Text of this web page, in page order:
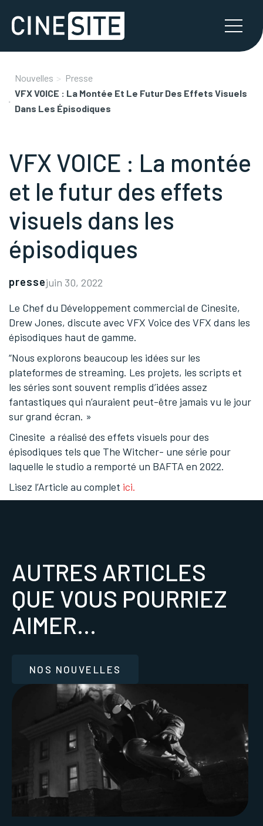
Nouvelles
Presse
VFX VOICE : La Montée Et Le Futur Des Effets Visuels
Dans Les Épisodiques
VFX VOICE : La montée
et le futur des effets
visuels dans les
épisodiques
pressejuin 30, 2022
Le Chef du Développement commercial de Cinesite,
Drew Jones, discute avec VFX Voice des VFX dans les
épisodiques haut de gamme.
“Nous explorons beaucoup les idées sur les
plateformes de streaming. Les projets, les scripts et
les séries sont souvent remplis d’idées assez
fantastiques qui n’auraient peut-être jamais vu le jour
sur grand écran. »
Cinesite a réalisé des effets visuels pour des
épisodiques tels que The Witcher- une série pour
laquelle le studio a remporté un BAFTA en 2022.
Lisez l’Article au complet ici.
AUTRES ARTICLES
QUE VOUS POURRIEZ
AIMER...
NOS NOUVELLES